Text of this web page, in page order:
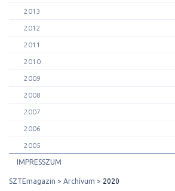
2013
2012
2011
2010
2009
2008
2007
2006
2005
IMPRESSZUM
SZTEmagazin Archívum 2020